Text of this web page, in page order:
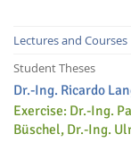
Lectures and Courses
Student Theses
Dr.-Ing. Ricardo
Exercise: Dr.-Ing.
Büschel, Dr.-Ing.